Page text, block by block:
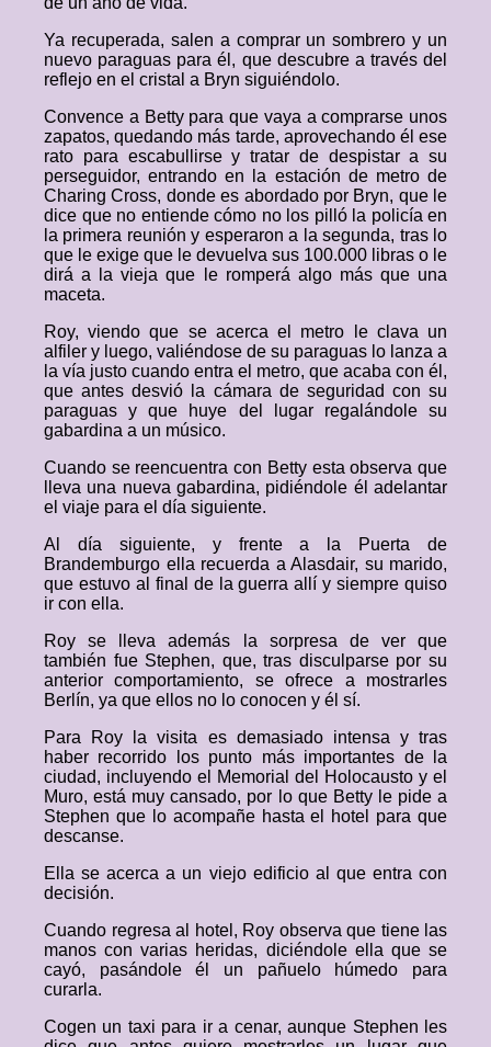
Ya recuperada, salen a comprar un sombrero y un
nuevo paraguas para él, que descubre a través del
reflejo en el cristal a Bryn siguiéndolo.
Convence a Betty para que vaya a comprarse unos
zapatos, quedando más tarde, aprovechando él ese
rato para escabullirse y tratar de despistar a su
perseguidor, entrando en la estación de metro de
Charing Cross, donde es abordado por Bryn, que le
dice que no entiende cómo no los pilló la policía en
la primera reunión y esperaron a la segunda, tras lo
que le exige que le devuelva sus 100.000 libras o le
dirá a la vieja que le romperá algo más que una
maceta.
Roy, viendo que se acerca el metro le clava un
alfiler y luego, valiéndose de su paraguas lo lanza a
la vía justo cuando entra el metro, que acaba con él,
que antes desvió la cámara de seguridad con su
paraguas y que huye del lugar regalándole su
gabardina a un músico.
Cuando se reencuentra con Betty esta observa que
lleva una nueva gabardina, pidiéndole él adelantar
el viaje para el día siguiente.
Al día siguiente, y frente a la Puerta de
Brandemburgo ella recuerda a Alasdair, su marido,
que estuvo al final de la guerra allí y siempre quiso
ir con ella.
Roy se lleva además la sorpresa de ver que
también fue Stephen, que, tras disculparse por su
anterior comportamiento, se ofrece a mostrarles
Berlín, ya que ellos no lo conocen y él sí.
Para Roy la visita es demasiado intensa y tras
haber recorrido los punto más importantes de la
ciudad, incluyendo el Memorial del Holocausto y el
Muro, está muy cansado, por lo que Betty le pide a
Stephen que lo acompañe hasta el hotel para que
descanse.
Ella se acerca a un viejo edificio al que entra con
decisión.
Cuando regresa al hotel, Roy observa que tiene las
manos con varias heridas, diciéndole ella que se
cayó, pasándole él un pañuelo húmedo para
curarla.
Cogen un taxi para ir a cenar, aunque Stephen les